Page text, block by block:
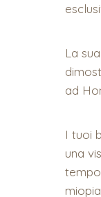
La
ad
I tuoi
una